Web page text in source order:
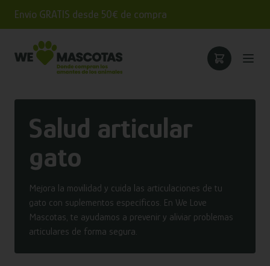
Envío GRATIS desde 50€ de compra
Salud articular
gato
Mejora la movilidad y cuida las articulaciones de tu
gato con suplementos específicos. En We Love
Mascotas, te ayudamos a prevenir y aliviar problemas
articulares de forma segura.